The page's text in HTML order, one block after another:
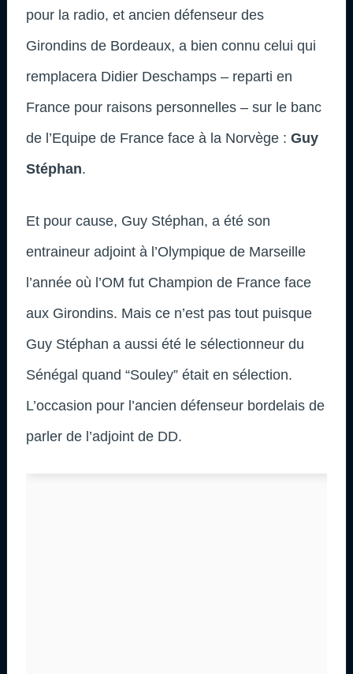
pour la radio, et ancien défenseur des
Girondins de Bordeaux, a bien connu celui qui
remplacera Didier Deschamps – reparti en
France pour raisons personnelles – sur le banc
de l’Equipe de France face à la Norvège : Guy
Stéphan.
Et pour cause, Guy Stéphan, a été son
entraineur adjoint à l’Olympique de Marseille
l’année où l’OM fut Champion de France face
aux Girondins. Mais ce n’est pas tout puisque
Guy Stéphan a aussi été le sélectionneur du
Sénégal quand “Souley” était en sélection.
L’occasion pour l’ancien défenseur bordelais de
parler de l’adjoint de DD.